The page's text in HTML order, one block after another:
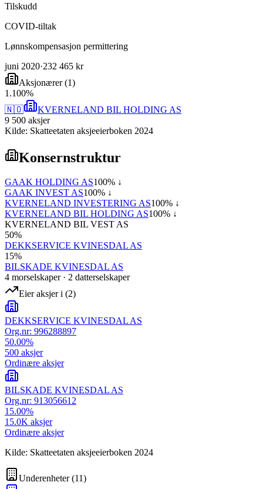
Tilskudd
COVID-tiltak
Lønnskompensasjon permittering
juni 2020·232 465 kr
Aksjonærer(1)
1 .100%
🇳🇴
KVERNELAND BIL HOLDING AS
9 500 aksjer
Kilde: Skatteetaten aksjeeierboken 2024
Konsernstruktur
GAAK HOLDING AS100% ↓
GAAK INVEST AS100% ↓
KVERNELAND INVESTERING AS100% ↓
KVERNELAND BIL HOLDING AS100% ↓
KVERNELAND BIL VEST AS
50%
DEKKSERVICE KVINESDAL AS
15%
BILSKADE KVINESDAL AS
4 morselskaper· 2 datterselskaper
Eier aksjer i (2)
DEKKSERVICE KVINESDAL AS
Org.nr: 996288897
50.00%
500 aksjer
Ordinære aksjer
BILSKADE KVINESDAL AS
Org.nr: 913056612
15.00%
15.0K aksjer
Ordinære aksjer
Kilde: Skatteetaten aksjeeierboken 2024
Underenheter(11)